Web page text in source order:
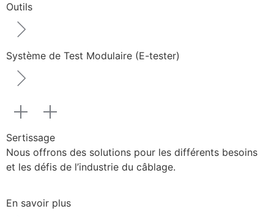
Outils
Système de Test Modulaire (E-tester)
Sertissage
Nous offrons des solutions pour les différents besoins
et les défis de l’industrie du câblage.
En savoir plus